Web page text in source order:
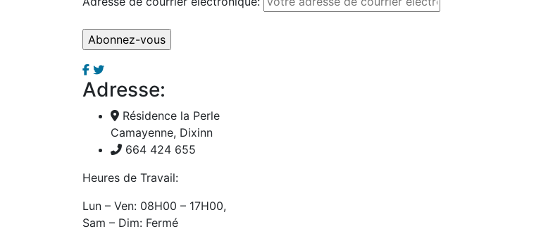
Adresse:
Résidence la Perle
Camayenne, Dixinn
664 424 655
Heures de Travail:
Lun – Ven: 08H00 – 17H00,
Sam – Dim: Fermé